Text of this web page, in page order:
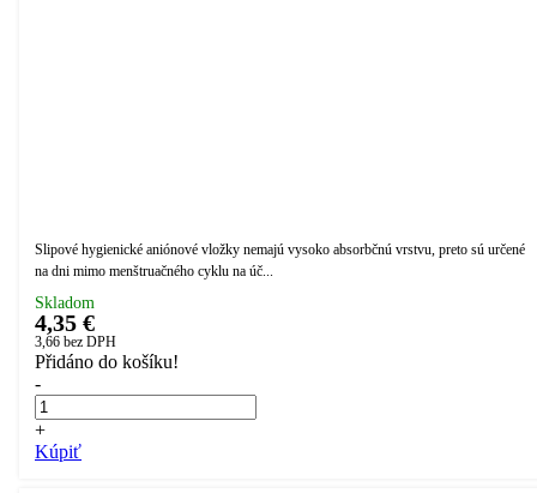
Slipové hygienické aniónové vložky nemajú vysoko absorbčnú vrstvu, preto sú určené
na dni mimo menštruačného cyklu na úč...
Skladom
4,35 €
3,66 bez DPH
Přidáno do košíku!
-
+
Kúpiť